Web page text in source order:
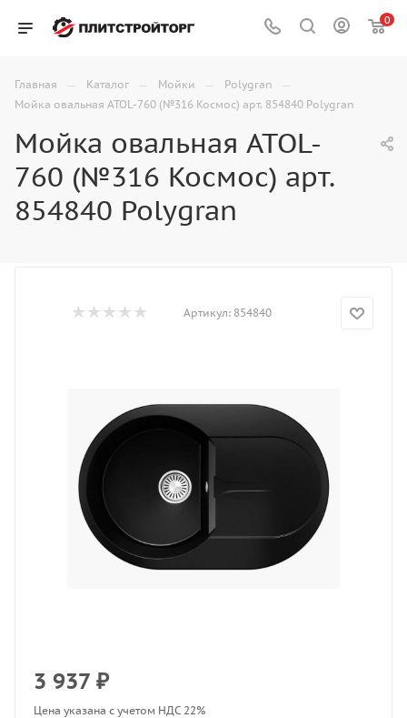
0
Главная — Каталог — Мойки — Polygran —
Мойка овальная ATOL-760 (№316 Космос) арт. 854840 Polygran
Мойка овальная ATOL-
760 (№316 Космос) арт.
854840 Polygran
Артикул: 854840
3 937 ₽
Цена указана с учетом НДС 22%